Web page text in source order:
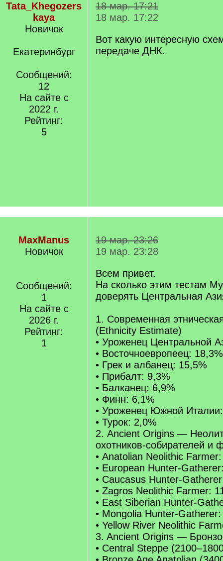
Tata_Khegozers
kaya
Новичок
Екатеринбург
Сообщений:
12
На сайте с
2022 г.
Рейтинг:
5
18 мар. 17:21
18 мар. 17:22
Вот какую интересную
передаче ДНК.
MaxManus
Новичок
Сообщений:
1
На сайте с
2026 г.
Рейтинг:
1
19 мар. 23:26
19 мар. 23:28
Всем привет.
На сколько этим тестам
доверять Центральная
1. Современная
(Ethnicity Estimate)
• Уроженец Центральной
• Восточноевропеец: 18,3%
• Грек и албанец: 15,5%
• Прибалт: 9,3%
• Балканец: 6,9%
• Финн: 6,1%
• Уроженец Южной
• Турок: 2,0%
2. Ancient Origins —
охотников-собирателей и
• Anatolian Neolithic
• European Hunter-
• Caucasus Hunter-
• Zagros Neolithic Farmer:
• East Siberian Hunter-
• Mongolia Hunter-
• Yellow River Neolithic
3. Ancient Origins —
• Central Steppe